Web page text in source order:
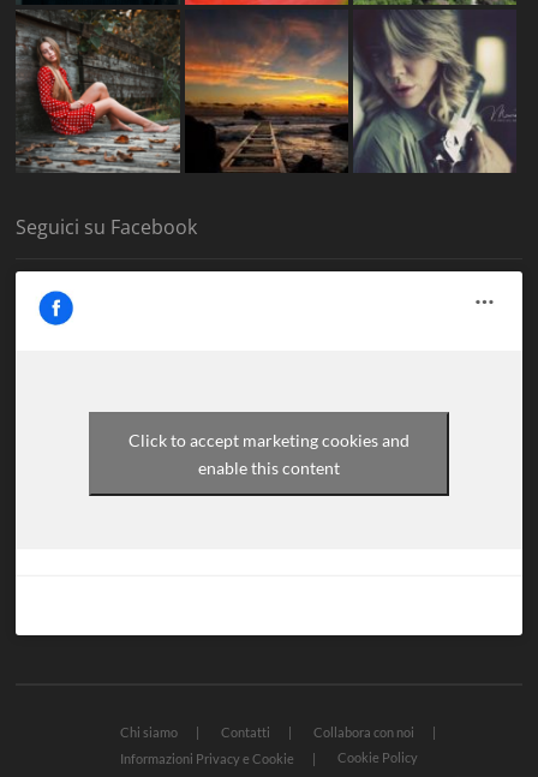
Seguici su Facebook
Click to accept marketing cookies and
enable this content
Chi siamo Contatti
Collabora con noi
Informazioni Privacy e Cookie
Cookie Policy